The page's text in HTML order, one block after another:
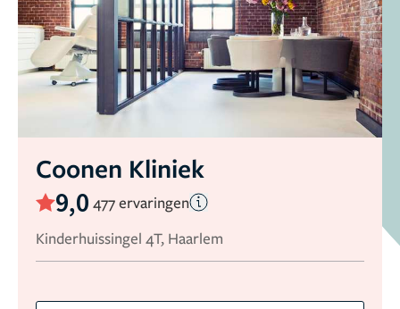
Coonen Kliniek
9,0 477 ervaringen
Kinderhuissingel 4T, Haarlem